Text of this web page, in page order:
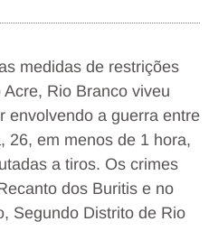
medidas de restrições
Rio Branco viveu
envolvendo a guerra entre
26, em menos de 1 hora,
a tiros. Os crimes
dos Buritis e no
Segundo Distrito de Rio